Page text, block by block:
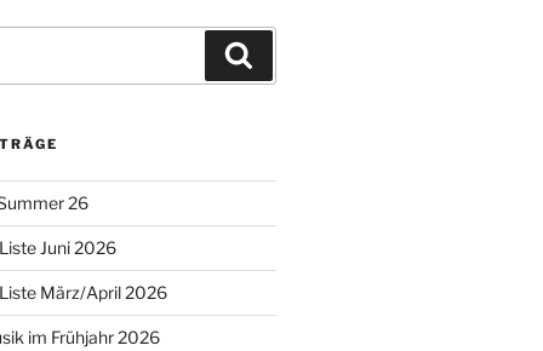
26
Juni 2026
März/April 2026
im Frühjahr 2026